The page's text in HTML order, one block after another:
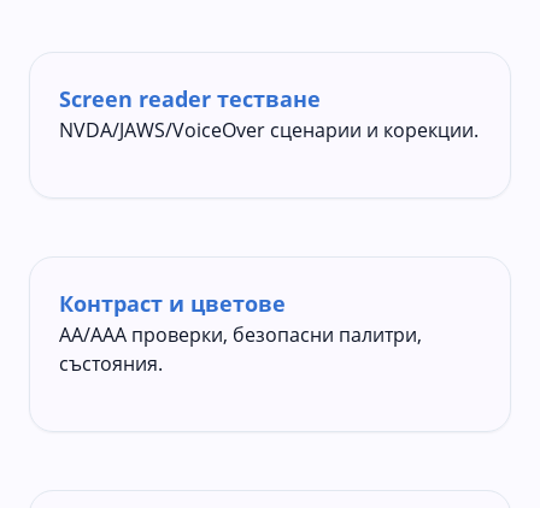
Screen reader тестване
NVDA/JAWS/VoiceOver сценарии и корекции.
Контраст и цветове
AA/AAA проверки, безопасни палитри,
състояния.